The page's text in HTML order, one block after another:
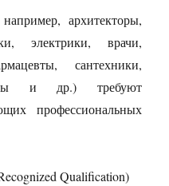
архитекторы,
электрики, врачи,
сантехники,
и др.) требуют
профессиональных
Qualification)